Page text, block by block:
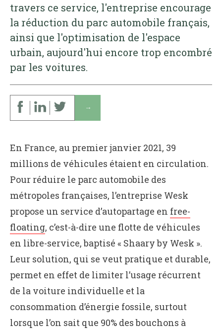
travers ce service, l'entreprise encourage
la réduction du parc automobile français,
ainsi que l'optimisation de l'espace
urbain, aujourd'hui encore trop encombré
par les voitures.
↓
En France, au premier janvier 2021, 39
millions de véhicules étaient en circulation.
Pour réduire le parc automobile des
métropoles françaises, l’entreprise Wesk
propose un service d’autopartage en free-
floating, c’est-à-dire une flotte de véhicules
en libre-service, baptisé « Shaary by Wesk ».
Leur solution, qui se veut pratique et durable,
permet en effet de limiter l’usage récurrent
de la voiture individuelle et la
consommation d’énergie fossile, surtout
lorsque l’on sait que 90% des bouchons à